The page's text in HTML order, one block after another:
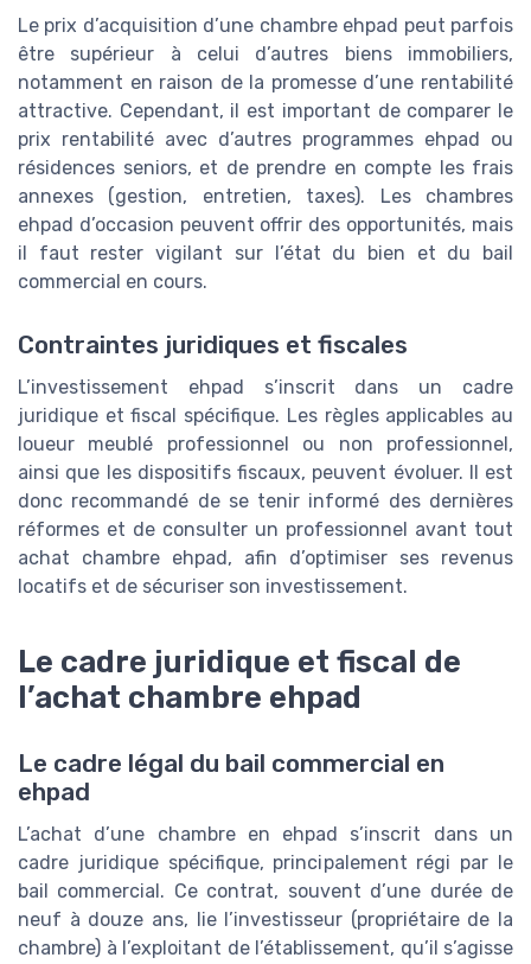
Le prix d’acquisition d’une chambre ehpad peut parfois
être supérieur à celui d’autres biens immobiliers,
notamment en raison de la promesse d’une rentabilité
attractive. Cependant, il est important de comparer le
prix rentabilité avec d’autres programmes ehpad ou
résidences seniors, et de prendre en compte les frais
annexes (gestion, entretien, taxes). Les chambres
ehpad d’occasion peuvent offrir des opportunités, mais
il faut rester vigilant sur l’état du bien et du bail
commercial en cours.
Contraintes juridiques et fiscales
L’investissement ehpad s’inscrit dans un cadre
juridique et fiscal spécifique. Les règles applicables au
loueur meublé professionnel ou non professionnel,
ainsi que les dispositifs fiscaux, peuvent évoluer. Il est
donc recommandé de se tenir informé des dernières
réformes et de consulter un professionnel avant tout
achat chambre ehpad, afin d’optimiser ses revenus
locatifs et de sécuriser son investissement.
Le cadre juridique et fiscal de
l’achat chambre ehpad
Le cadre légal du bail commercial en
ehpad
L’achat d’une chambre en ehpad s’inscrit dans un
cadre juridique spécifique, principalement régi par le
bail commercial. Ce contrat, souvent d’une durée de
neuf à douze ans, lie l’investisseur (propriétaire de la
chambre) à l’exploitant de l’établissement, qu’il s’agisse